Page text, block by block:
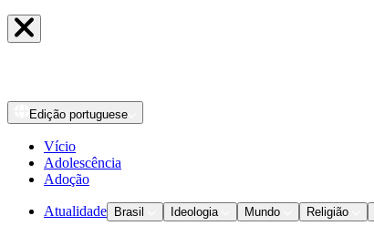
Edição portuguese
Vício
Adolescência
Adoção
Atualidade Brasil Ideologia Mundo Religião